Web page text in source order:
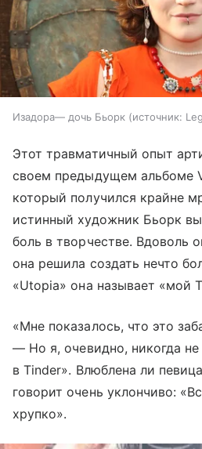
Изадора— дочь Бьорк источник:
Этот травматичный опыт
своем предыдущем альбоме
который получился крайне
истинный художник Бьорк
боль в творчестве. Вдоволь
она решила создать нечто
«Utopia» она называет «мой
«Мне показалось, что это
— Но я, очевидно, никогда не
в Tinder». Влюблена ли
говорит очень уклончиво:
хрупко».